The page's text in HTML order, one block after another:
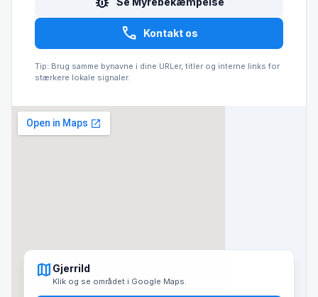
call Kontakt os
Tip: Brug samme bynavne i dine URLer, titler og interne links for
stærkere lokale signaler.
map Gjerrild
Klik og se området i Google Maps.